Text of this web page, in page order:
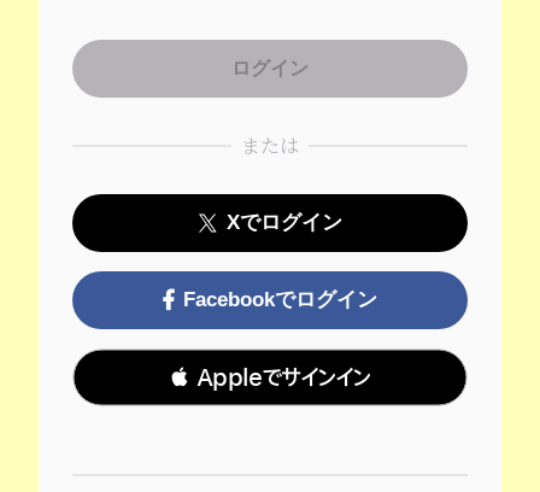
または
Xでログイン
Facebookでログイン
 Appleでサインイン